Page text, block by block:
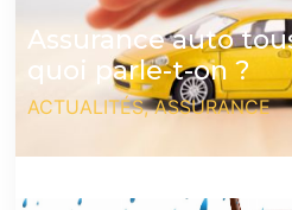
Assurance auto
quoi parle-t-on ?
ACTUALITÉS,ASSURANCE